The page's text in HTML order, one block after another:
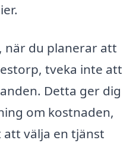
när du planerar att
tveka inte att
Detta ger dig
om kostnaden,
välja en tjänst